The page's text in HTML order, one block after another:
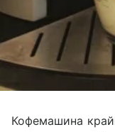
Кофемашина